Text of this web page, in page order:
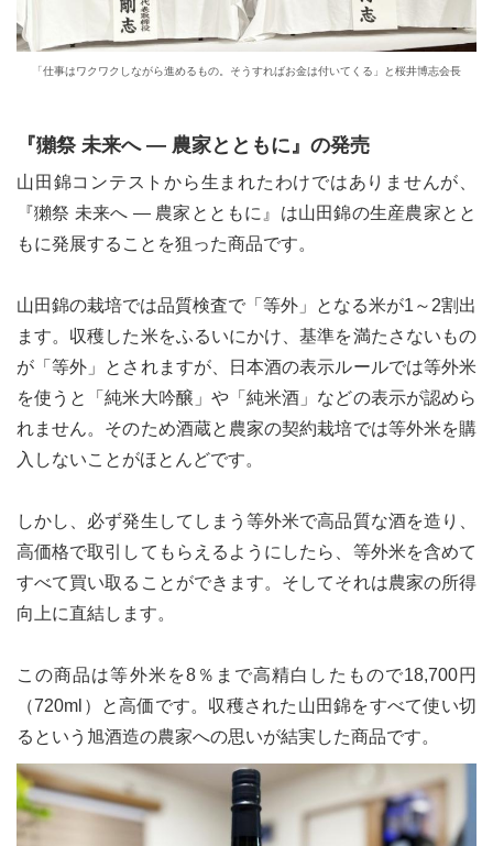
「仕事はワクワクしながら進めるもの。そうすればお金は付いてくる」と桜井博志会長
『獺祭 未来へ ― 農家とともに』の発売
山田錦コンテストから生まれたわけではありませんが、
『獺祭 未来へ ― 農家とともに』は山田錦の生産農家とと
もに発展することを狙った商品です。
山田錦の栽培では品質検査で「等外」となる米が1～2割出
ます。収穫した米をふるいにかけ、基準を満たさないもの
が「等外」とされますが、日本酒の表示ルールでは等外米
を使うと「純米大吟醸」や「純米酒」などの表示が認めら
れません。そのため酒蔵と農家の契約栽培では等外米を購
入しないことがほとんどです。
しかし、必ず発生してしまう等外米で高品質な酒を造り、
高価格で取引してもらえるようにしたら、等外米を含めて
すべて買い取ることができます。そしてそれは農家の所得
向上に直結します。
この商品は等外米を8％まで高精白したもので18,700円
（720ml）と高価です。収穫された山田錦をすべて使い切
るという旭酒造の農家への思いが結実した商品です。